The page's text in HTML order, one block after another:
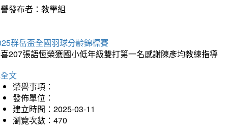
發布者：教學組
群岳盃全國羽球分齡錦標賽
207張語恆榮獲國小低年級雙打第一名感謝陳彥均教練指導
文
榮譽事項：
發佈單位：
建立時間：2025-03-11
瀏覽次數：470